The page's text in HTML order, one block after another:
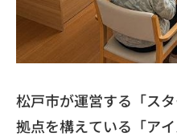
松戸市が運営する「ス
拠点を構えている「ア